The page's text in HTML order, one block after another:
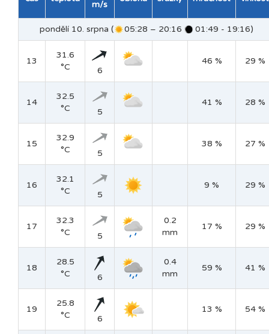
m/s
pondělí 10. srpna ( 05:28 – 20:16 01:49 - 19:16)
13
31.6
°C
6
46 % 29 %
14
32.5
°C
5
41 % 28 %
15
32.9
°C
5
38 % 27 %
16
32.1
°C
5
9 % 29 %
17
32.3
°C
5
0.2
mm
17 % 29 %
18
28.5
°C
6
0.4
mm
59 % 41 %
19
25.8
°C
6
13 % 54 %